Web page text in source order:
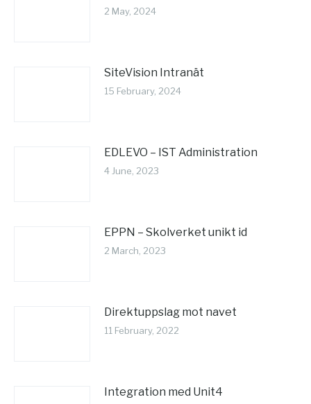
2 May, 2024
SiteVision Intranät
15 February, 2024
EDLEVO – IST Administration
4 June, 2023
EPPN – Skolverket unikt id
2 March, 2023
Direktuppslag mot navet
11 February, 2022
Integration med Unit4